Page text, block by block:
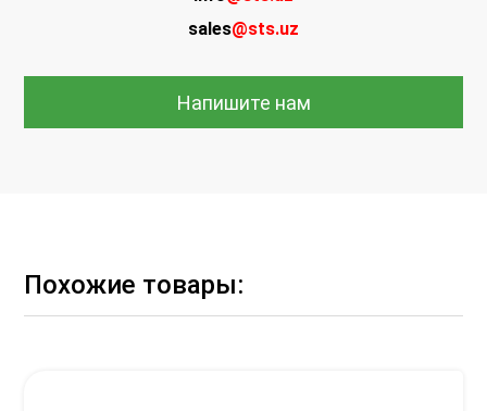
sales@sts.uz
Напишите нам
Похожие товары: